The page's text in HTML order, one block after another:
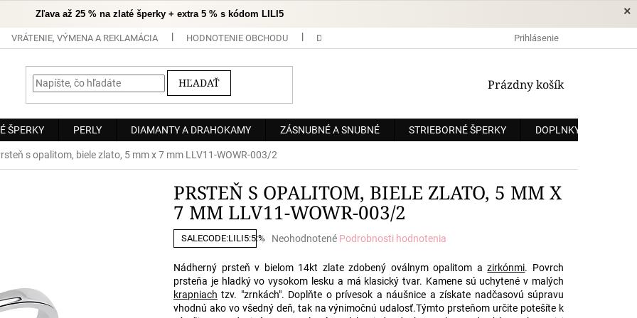
×
Zľava až 25 % na zlaté šperky + extra 5 % s kódom LILI5
VRÁTENIE, VÝMENA A REKLAMÁCIA HODNOTENIE OBCHODU DOPRAVA A PLATBA OCHRANA OSOBNÝCH ÚDAJOV
Prihlásenie
HĽADAŤ
NÁKUPNÝ
Prázdny košík
ŠPERKY PERLY DIAMANTY A DRAHOKAMY ZÁSNUBNÉ A SNUBNÉ STRIEBORNÉ ŠPERKY DOPLNKY
s opalitom, biele zlato, 5 mm x 7 mm LLV11-WOWR-003/2
PRSTEŇ S OPALITOM, BIELE ZLATO, 5 MM X
7 MM LLV11-WOWR-003/2
SALECODE:LILI5:5:%
Priemerné
produktu
je
0,0
z
Neohodnotené Podrobnosti hodnotenia
Nádherný prsteň v bielom 14kt zlate zdobený oválnym opalitom azirkónmi. Povrch
prsteňa je hladký vo vysokom lesku a má klasický tvar. Kamene sú uchytené v malých
krapniach tzv. "zrnkách". Doplňte o prívesok a náušnice a získate nadčasovú súpravu
vhodnú ako vo všedný deň, tak na výnimočnú udalosť.Týmto prsteňom určite potešíte k